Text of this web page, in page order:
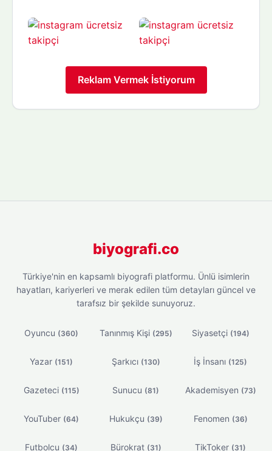
Reklam Vermek İstiyorum
biyografi.co
Türkiye'nin en kapsamlı biyografi platformu. Ünlü isimlerin
hayatları, kariyerleri ve merak edilen tüm detayları güncel ve
tarafsız bir şekilde sunuyoruz.
Oyuncu (360) Tanınmış Kişi (295) Siyasetçi (194)
Yazar (151) Şarkıcı (130) İş İnsanı (125)
Gazeteci (115) Sunucu (81) Akademisyen (73)
YouTuber (64) Hukukçu (39) Fenomen (36)
Futbolcu (34) Bürokrat (31) TikToker (31)